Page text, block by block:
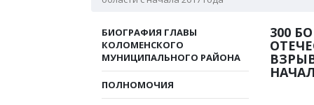
БИОГРАФИЯ ГЛАВЫ
КОЛОМЕНСКОГО
МУНИЦИПАЛЬНОГО РАЙОНА
ПОЛНОМОЧИЯ
300